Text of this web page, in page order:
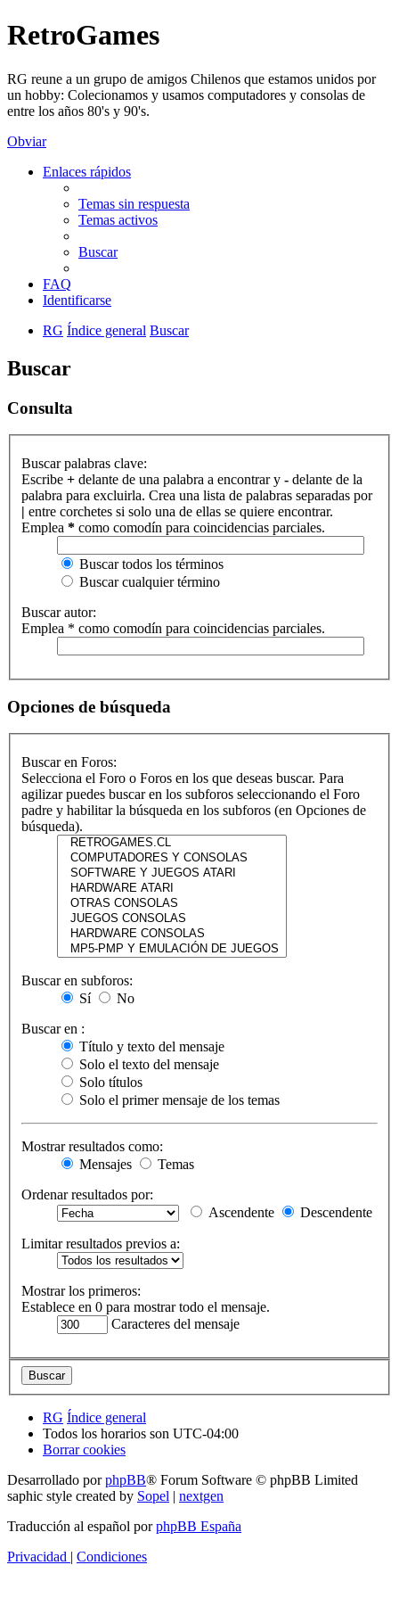
RetroGames
RG reune a un grupo de amigos Chilenos que estamos unidos por
un hobby: Colecionamos y usamos computadores y consolas de
entre los años 80's y 90's.
Obviar
Enlaces rápidos
Temas sin respuesta
Temas activos
Buscar
FAQ
Identificarse
RG Índice general Buscar
Buscar
Consulta
Buscar palabras clave:
Escribe + delante de una palabra a encontrar y - delante de la
palabra para excluirla. Crea una lista de palabras separadas por
| entre corchetes si solo una de ellas se quiere encontrar.
Emplea * como comodín para coincidencias parciales.
Buscar todos los términos
Buscar cualquier término
Buscar autor:
Emplea * como comodín para coincidencias parciales.
Opciones de búsqueda
Buscar en Foros:
Selecciona el Foro o Foros en los que deseas buscar. Para
agilizar puedes buscar en los subforos seleccionando el Foro
padre y habilitar la búsqueda en los subforos (en Opciones de
búsqueda).
Buscar en subforos:
Sí
No
Buscar en :
Título y texto del mensaje
Solo el texto del mensaje
Solo títulos
Solo el primer mensaje de los temas
Mostrar resultados como:
Mensajes
Temas
Ordenar resultados por:
Ascendente
Descendente
Limitar resultados previos a:
Mostrar los primeros:
Establece en 0 para mostrar todo el mensaje.
Caracteres del mensaje
RG Índice general
Todos los horarios son UTC-04:00
Borrar cookies
Desarrollado porphpBB® Forum Software © phpBB Limited
saphic style created by Sopel | nextgen
Traducción al español porphpBB España
Privacidad | Condiciones